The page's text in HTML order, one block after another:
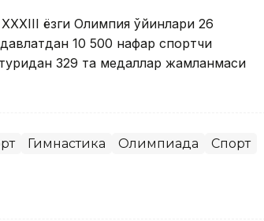
ёзги Олимпия ўйинлари 26
10 500 нафар спортчи
329 та медаллар жамланмаси
Гимнастика Олимпиада Спорт